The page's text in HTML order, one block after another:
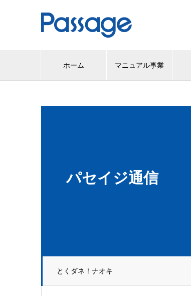
ホーム マニュアル事業
パセイジ通信
とくダネ！ナオキ